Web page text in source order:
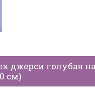
джерси голубая
см)